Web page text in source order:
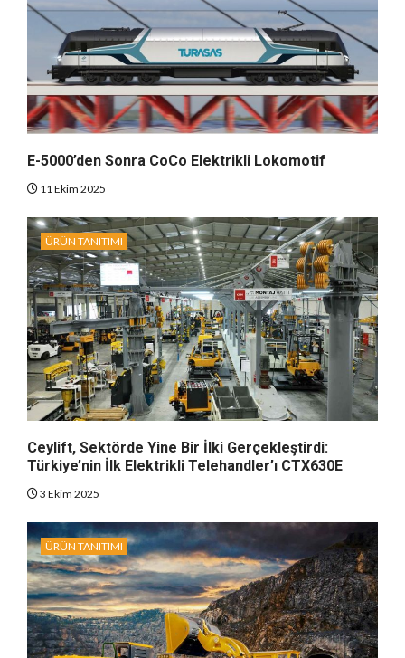
E-5000’den Sonra CoCo Elektrikli Lokomotif
11 Ekim 2025
ÜRÜN TANITIMI
Ceylift, Sektörde Yine Bir İlki Gerçekleştirdi:
Türkiye’nin İlk Elektrikli Telehandler’ı CTX630E
3 Ekim 2025
ÜRÜN TANITIMI